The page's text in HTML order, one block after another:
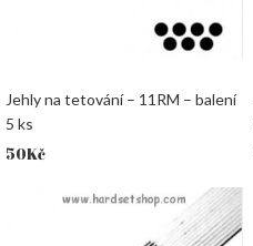
Jehly na tetování – 11RM – balení
5 ks
50Kč